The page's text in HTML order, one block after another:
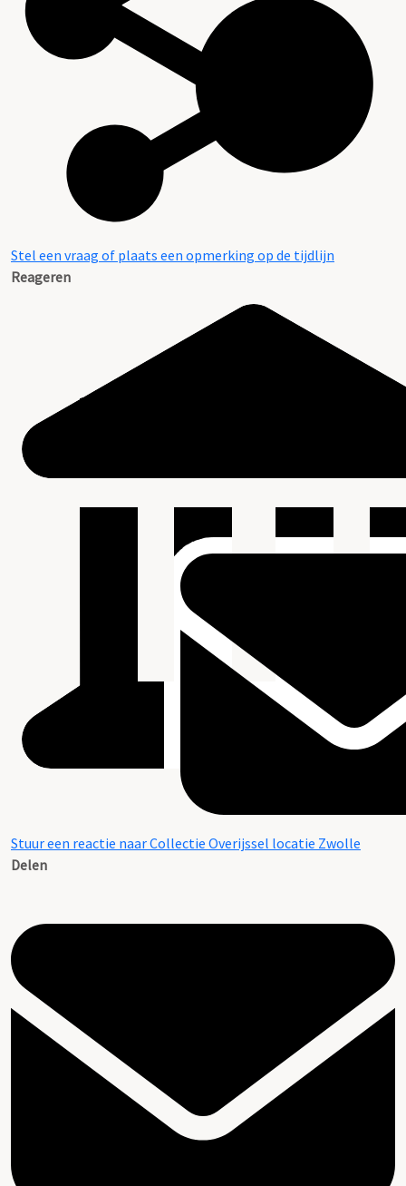
Stel een vraag of plaats een opmerking op de tijdlijn
Reageren
Stuur een reactie naar Collectie Overijssel locatie Zwolle
Delen